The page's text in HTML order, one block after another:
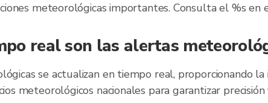
meteorológicas importantes. Consulta el %s en
real son las alertas
se actualizan en tiempo real, proporcionando
meteorológicos nacionales para garantizar